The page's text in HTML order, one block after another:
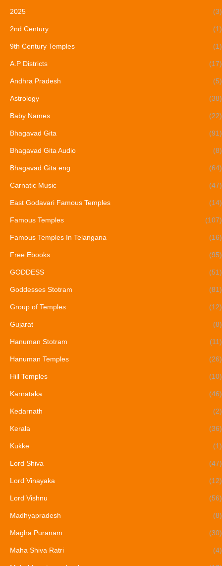
2025 (3)
2nd Century (1)
9th Century Temples (1)
A.P Districts (17)
Andhra Pradesh (5)
Astrology (38)
Baby Names (22)
Bhagavad Gita (91)
Bhagavad Gita Audio (8)
Bhagavad Gita eng (64)
Carnatic Music (47)
East Godavari Famous Temples (14)
Famous Temples (107)
Famous Temples In Telangana (16)
Free Ebooks (95)
GODDESS (51)
Goddesses Stotram (81)
Group of Temples (12)
Gujarat (8)
Hanuman Stotram (11)
Hanuman Temples (26)
Hill Temples (10)
Karnataka (46)
Kedarnath (2)
Kerala (36)
Kukke (1)
Lord Shiva (47)
Lord Vinayaka (12)
Lord Vishnu (56)
Madhyapradesh (8)
Magha Puranam (30)
Maha Shiva Ratri (4)